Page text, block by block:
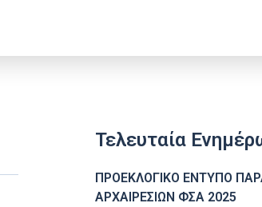
Τελευταία
ΠΡΟΕΚΛΟΓΙΚΟ ΕΝΤΥΠΟ
ΑΡΧΑΙΡΕΣΙΩΝ ΦΣΑ 2025